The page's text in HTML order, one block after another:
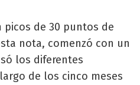
picos de 30 puntos de
nota, comenzó con un
los diferentes
de los cinco meses